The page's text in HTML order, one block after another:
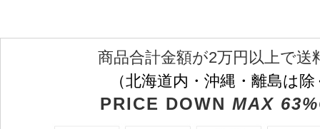
商品合計金額が2万円以上で送
（北海道内・沖縄・離島は
PRICE DOWN MAX